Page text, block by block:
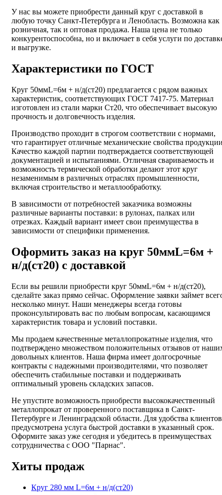
У нас вы можете приобрести данный круг с доставкой в
любую точку Санкт-Петербурга и Ленобласть. Возможна как
розничная, так и оптовая продажа. Наша цена не только
конкурентоспособна, но и включает в себя услуги по
и выгрузке.
Характеристики по ГОСТ
Круг 50ммL=6м + н/д(ст20) предлагается с рядом важных
характеристик, соответствующих ГОСТ 7417-75. Материал
изготовлен из стали марки Ст20, что обеспечивает высокую
прочность и долговечность изделия.
Производство проходит в строгом соответствии с нормами,
что гарантирует отличные механические свойства
Качество каждой партии подтверждается соответствующей
документацией и испытаниями. Отличная свариваемость и
возможность термической обработки делают этот круг
незаменимым в различных отраслях промышленности,
включая строительство и металлообработку.
В зависимости от потребностей заказчика возможны
различные варианты поставки: в рулонах, палках или
отрезках. Каждый вариант имеет свои преимущества в
зависимости от специфики применения.
Оформить заказ на круг 50ммL=6м +
н/д(ст20) с доставкой
Если вы решили приобрести круг 50ммL=6м + н/д(ст20),
сделайте заказ прямо сейчас. Оформление заявки займет
несколько минут. Наши менеджеры всегда готовы
проконсультировать вас по любым вопросам, касающимся
характеристик товара и условий поставки.
Мы продаем качественные металлопрокатные изделия, что
подтверждено множеством положительных отзывов от
довольных клиентов. Наша фирма имеет долгосрочные
контракты с надежными производителями, что позволяет
обеспечить стабильные поставки и поддерживать
оптимальный уровень складских запасов.
Не упустите возможность приобрести высококачественный
металлопрокат от проверенного поставщика в Санкт-
Петербурге и Ленинградской области. Для удобства клиентов
предусмотрена услуга быстрой доставки в указанный срок.
Оформите заказ уже сегодня и убедитесь в преимуществах
сотрудничества с ООО "Парнас".
Хиты продаж
Круг 280 мм L=6м + н/д(ст20)